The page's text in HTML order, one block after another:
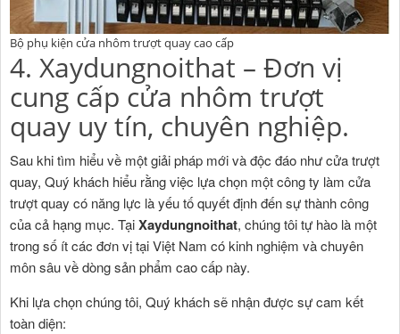
Bộ phụ kiện cửa nhôm trượt quay cao cấp
4. Xaydungnoithat – Đơn vị
cung cấp cửa nhôm trượt
quay uy tín, chuyên nghiệp.
Sau khi tìm hiểu về một giải pháp mới và độc đáo như cửa trượt
quay, Quý khách hiểu rằng việc lựa chọn một công ty làm cửa
trượt quay có năng lực là yếu tố quyết định đến sự thành công
của cả hạng mục. TạiXaydungnoithat, chúng tôi tự hào là một
trong số ít các đơn vị tại Việt Nam có kinh nghiệm và chuyên
môn sâu về dòng sản phẩm cao cấp này.
Khi lựa chọn chúng tôi, Quý khách sẽ nhận được sự cam kết
toàn diện: